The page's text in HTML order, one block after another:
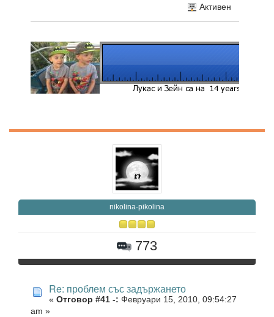
Активен
nikolina-pikolina
773
Re: проблем със задържането
« Отговор #41 -: Февруари 15, 2010, 09:54:27
am »